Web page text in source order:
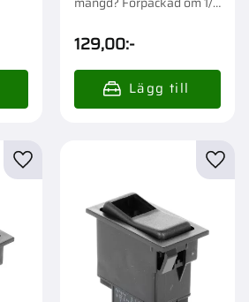
129,00:-
Lägg till i favoriter